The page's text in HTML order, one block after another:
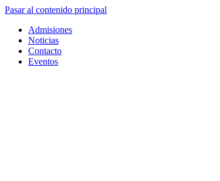
Pasar al contenido principal
Admisiones
Noticias
Contacto
Eventos